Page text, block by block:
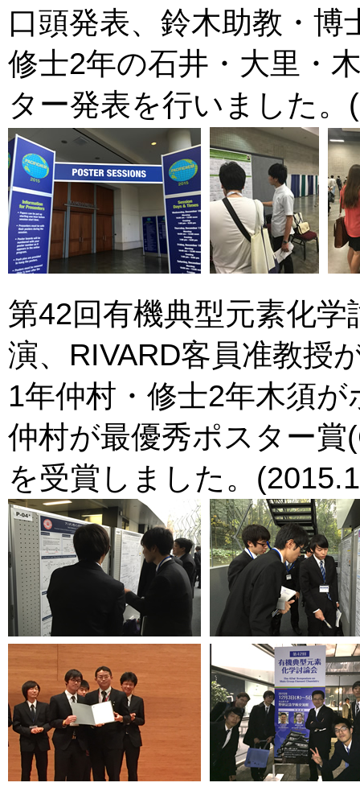
口頭発表、鈴木助教・
修士2年の石井・大里・
ター発表を行いました。
第42回有機典型元素化
演、RIVARD客員准教授
1年仲村・修士2年木須
仲村が最優秀ポスター
を受賞しました。